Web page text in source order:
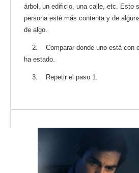
árbol, un edificio, una calle, etc. Esto
persona esté más contenta y de
de algo.
2. Comparar donde uno está con
ha estado.
3. Repetir el paso 1.